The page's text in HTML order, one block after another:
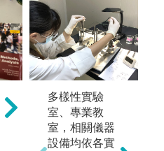
統計軟體操
作：熟悉統計
軟體，如SA
S、R語言等，
多樣性實驗
室、專業教
室，相關儀器
設備均依各實